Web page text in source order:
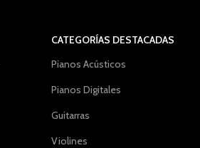
CATEGORÍAS DESTACADAS
Pianos Acústicos
Pianos Digitales
Guitarras
Violines